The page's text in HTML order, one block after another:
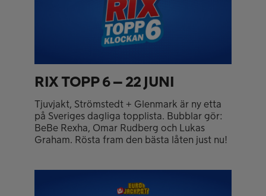
RIX TOPP 6 – 22 JUNI
Tjuvjakt, Strömstedt + Glenmark är ny etta
på Sveriges dagliga topplista. Bubblar gör:
BeBe Rexha, Omar Rudberg och Lukas
Graham. Rösta fram den bästa låten just nu!